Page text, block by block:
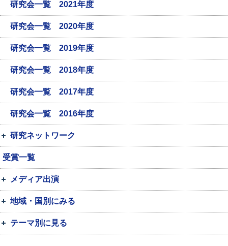
研究会一覧 2021年度
研究会一覧 2020年度
研究会一覧 2019年度
研究会一覧 2018年度
研究会一覧 2017年度
研究会一覧 2016年度
研究ネットワーク
受賞一覧
メディア出演
地域・国別にみる
テーマ別に見る